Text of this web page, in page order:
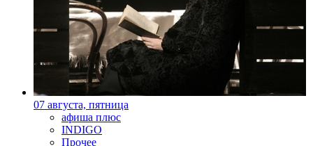
07 августа, пятница
афиша плюс
INDIGO
Прочее